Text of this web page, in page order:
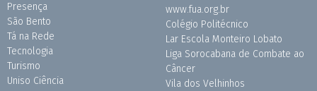
Presença
São Bento
Tá na Rede
Tecnologia
Turismo
Uniso Ciência
www.fua.org.br
Colégio Politécnico
Lar Escola Monteiro Lobato
Liga Sorocabana de Combate ao
Câncer
Vila dos Velhinhos